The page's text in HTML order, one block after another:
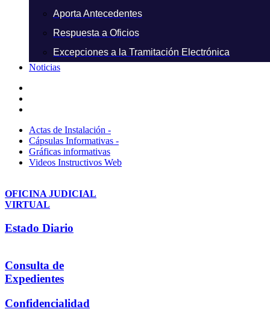
Aporta Antecedentes
Respuesta a Oficios
Excepciones a la Tramitación Electrónica
Noticias
Actas de Instalación -
Cápsulas Informativas -
Gráficas informativas
Videos Instructivos Web
OFICINA JUDICIAL
VIRTUAL
Estado Diario
Consulta de
Expedientes
Confidencialidad